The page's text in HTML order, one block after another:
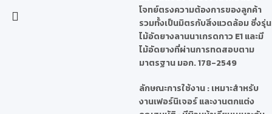
โจทย์ตรงความต้องการของลูกค้า
รวมทั้งเป็นมิตรกับสิ่งแวดล้อม ซี่งรุ่น
ไม้อัดยางลานนาเกรดกาว E1 และมี
ไม้อัดยางที่ผ่านการทดสอบตาม
มาตรฐาน มอก. 178-2549
ลักษณะการใช้งาน :เหมาะสำหรับ
งานเฟอร์นิเจอร์ และงานตกแต่ง